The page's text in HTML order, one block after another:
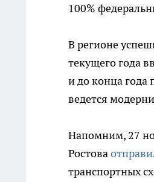
100%
В регионе
текущего года
и до конца года
ведется
Напомним, 27
Ростова
транспортных